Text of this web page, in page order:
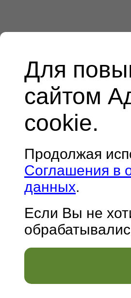
Для
сайтом
cookie.
Продолжая
Соглашения в
данных.
Если Вы не